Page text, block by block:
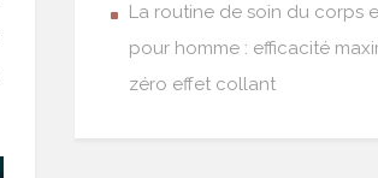
La routine de soin du corps
pour homme : efficacité
zéro effet collant